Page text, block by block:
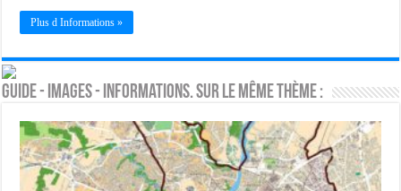
Plus d Informations »
Guide - Images - Informations. Sur le même thème :